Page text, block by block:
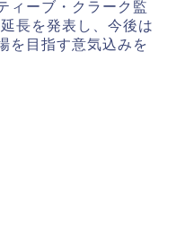
ィーブ・クラーク監
長を発表し、今後は
を目指す意気込みを